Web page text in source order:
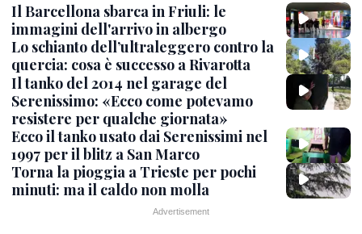
Il Barcellona sbarca in Friuli: le
immagini dell'arrivo in albergo
Lo schianto dell’ultraleggero contro la
quercia: cosa è successo a Rivarotta
Il tanko del 2014 nel garage del
Serenissimo: «Ecco come potevamo
resistere per qualche giornata»
Ecco il tanko usato dai Serenissimi nel
1997 per il blitz a San Marco
Torna la pioggia a Trieste per pochi
minuti: ma il caldo non molla